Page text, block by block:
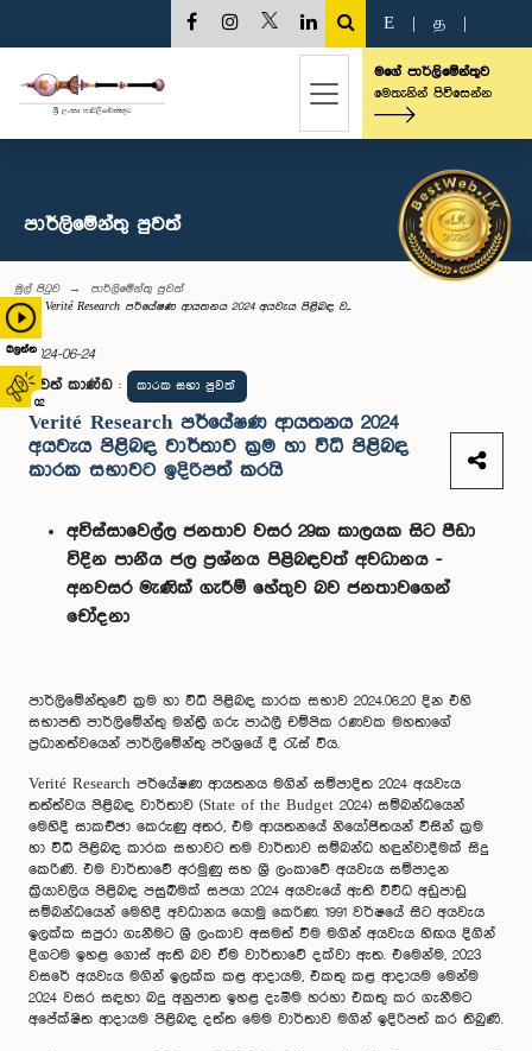
බලන්න
02
E த
මගේ පාර්ලිමේන්තුව
මෙතැනින් පිවිසෙන්න
පාර්ලි‌මේන්තු පුවත්
මුල් පිටුව
පාර්ලි‌මේන්තු පුවත්
Verité Research පර්යේෂණ ආයතනය 2024 අයවැය පිළිබඳ ව...
2024-06-24
පුවත් කාණ්ඩ : කාරක සභා පුවත්
Verité Research පර්යේෂණ ආයතනය 2024
අයවැය පිළිබඳ වාර්තාව ක්‍රම හා විධි පිළිබඳ
කාරක සභාවට ඉදිරිපත් කරයි
අවිස්සාවෙල්ල ජනතාව වසර 29ක කාලයක සිට පීඩා
විදින පානීය ජල ප්‍රශ්නය පිළිබඳවත් අවධානය -
අනවසර මැණික් ගැරීම් හේතුව බව ජනතාවගෙන්
චෝදනා
පාර්ලිමේන්තුවේ ක්‍රම හා විධි පිළිබඳ කාරක සභාව 2024.06.20 දින එහි
සභාපති පාර්ලිමේන්තු මන්ත්‍රී ගරු පාඨලී චම්පික රණවක මහතාගේ
ප්‍රධානත්වයෙන් පාර්ලිමේන්තු පරිශ්‍රයේ දී රැස් විය.
Verité Research පර්යේෂණ ආයතනය මගින් සම්පාදිත 2024 අයවැය
තත්ත්වය පිළිබඳ වාර්තාව (State of the Budget 2024) සම්බන්ධයෙන්
මෙහිදී සාකච්ඡා කෙරුණු අතර, එම ආයතනයේ නියෝජිතයන් විසින් ක්‍රම
හා විධි පිළිබඳ කාරක සභාවට තම වාර්තාව සම්බන්ධ හඳුන්වාදීමක් සිදු
කෙරිණි. එම වාර්තාවේ අරමුණු සහ ශ්‍රී ලංකාවේ අයවැය සම්පාදන
ක්‍රියාවලිය පිළිබඳ පසුබිමක් සපයා 2024 අයවැයේ ඇති විවිධ අඩුපාඩු
සම්බන්ධයෙන් මෙහිදී අවධානය යොමු කෙරිණ. 1991 වර්ෂයේ සිට අයවැය
ඉලක්ක සපුරා ගැනීමට ශ්‍රී ලංකාව අසමත් වීම මගින් අයවැය හිඟය දිගින්
දිගටම ඉහළ ගොස් ඇති බව ඒම වාර්තාවේ දක්වා ඇත. එමෙන්ම, 2023
වසරේ අයවැය මගින් ඉලක්ක කළ ආදායම, එකතු කළ ආදායම මෙන්ම
2024 වසර සඳහා බදු අනුපාත ඉහළ දැමීම හරහා එකතු කර ගැනීමට
අපේක්ෂිත ආදායම පිළිබඳ දත්ත මෙම වාර්තාව මගින් ඉදිරිපත් කර තිබුණි.